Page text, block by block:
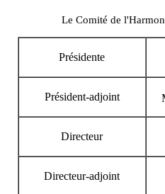
Le Comité de
Présidente
Président-adjoint
Directeur
Directeur-adjoint